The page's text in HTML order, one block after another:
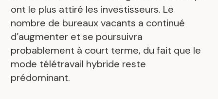
ont le plus attiré les investisseurs. Le
nombre de bureaux vacants a continué
d’augmenter et se poursuivra
probablement à court terme, du fait que le
mode télétravail hybride reste
prédominant.